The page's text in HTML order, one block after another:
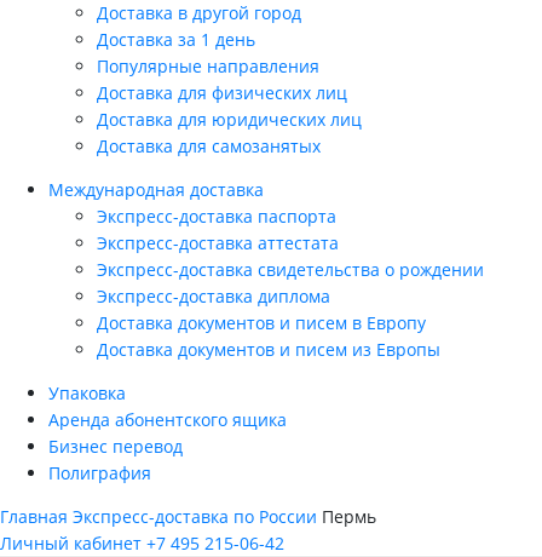
Доставка в другой город
Доставка за 1 день
Популярные направления
Доставка для физических лиц
Доставка для юридических лиц
Доставка для самозанятых
Международная доставка
Экспресс-доставка паспорта
Экспресс-доставка аттестата
Экспресс-доставка свидетельства о рождении
Экспресс-доставка диплома
Доставка документов и писем в Европу
Доставка документов и писем из Европы
Упаковка
Аренда абонентского ящика
Бизнес перевод
Полиграфия
Главная Экспресс-доставка по России Пермь
Личный кабинет +7 495 215-06-42